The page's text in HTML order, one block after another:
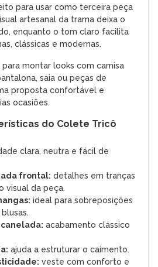
para usar como terceira peça
artesanal da trama deixa o
enquanto o tom claro facilita
clássicas e modernas.
montar looks com camisa
saia ou peças de
proposta confortável e
ocasiões.
do Colete Tricô
clara, neutra e fácil de
frontal: detalhes em tranças
visual da peça.
ideal para sobreposições
acabamento clássico
ajuda a estruturar o caimento.
veste com conforto e